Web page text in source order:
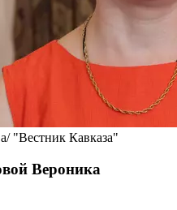
"Вестник Кавказа"
Вероника